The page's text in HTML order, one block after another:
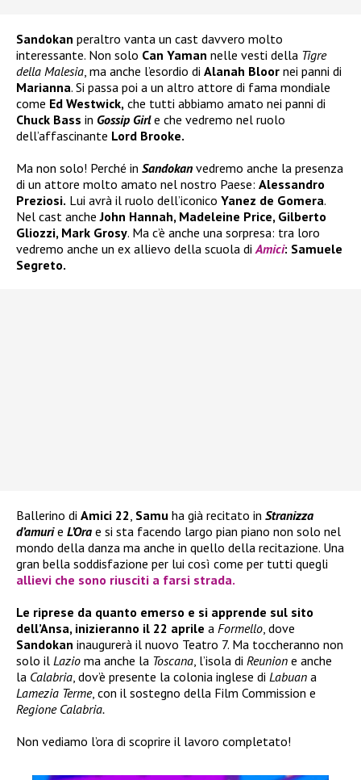
Sandokan peraltro vanta un cast davvero molto
interessante. Non solo Can Yaman nelle vesti della Tigre
della Malesia, ma anche l’esordio di Alanah Bloor nei panni di
Marianna. Si passa poi a un altro attore di fama mondiale
come Ed Westwick, che tutti abbiamo amato nei panni di
Chuck Bass in Gossip Girle che vedremo nel ruolo
dell’affascinante Lord Brooke.
Ma non solo! Perché in Sandokan vedremo anche la presenza
di un attore molto amato nel nostro Paese: Alessandro
Preziosi. Lui avrà il ruolo dell’iconico Yanez de Gomera.
Nel cast ancheJohn Hannah, Madeleine Price, Gilberto
Gliozzi, Mark Grosy. Ma c’è anche una sorpresa: tra loro
vedremo anche un ex allievo della scuola diAmici: Samuele
Segreto.
Ballerino di Amici 22, Samu ha già recitato in Stranizza
d’amurie L’Ora e si sta facendo largo pian piano non solo nel
mondo della danza ma anche in quello della recitazione. Una
gran bella soddisfazione per lui così come per tutti quegli
allievi che sono riusciti a farsi strada.
Le riprese da quanto emerso e si apprende sul sito
dell’Ansa, inizieranno il 22 aprile a Formello, dove
Sandokan inaugurerà il nuovo Teatro 7. Ma toccheranno non
solo il Lazio ma anche la Toscana, l’isola di Reunion e anche
la Calabria, dov’è presente la colonia inglese di Labuan a
Lamezia Terme, con il sostegno della Film Commission e
Regione Calabria.
Non vediamo l’ora di scoprire il lavoro completato!